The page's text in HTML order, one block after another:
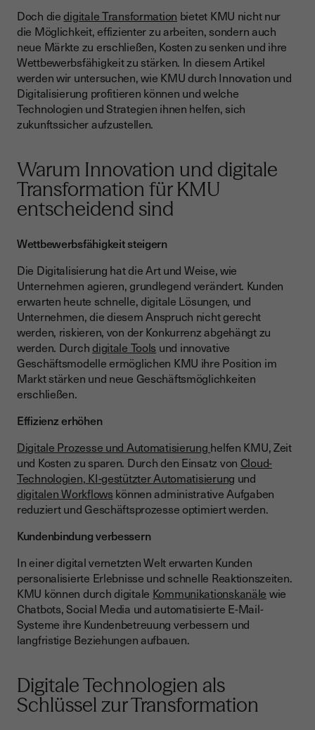
Praxisbeispiele: Erfolgreiche KMU in der digitalen
Transformation
Mitarbeiter und digitale Kompetenzentwicklung
Digitales Vertragsmanagement als Innovationsfaktor
Nachhaltigkeit durch digitale Transformation
Herausforderungen und Lösungsansätze für KMU
Zukunftsausblick: Wie sich KMU auf die nächsten digitalen
Entwicklungen vorbereiten können
Doch diedigitale Transformation bietet KMU nicht nur
die Möglichkeit, effizienter zu arbeiten, sondern auch
neue Märkte zu erschließen, Kosten zu senken und ihre
Wettbewerbsfähigkeit zu stärken. In diesem Artikel
werden wir untersuchen, wie KMU durch Innovation und
Digitalisierung profitieren können und welche
Technologien und Strategien ihnen helfen, sich
zukunftssicher aufzustellen.
Warum Innovation und digitale
Transformation für KMU
entscheidend sind
Wettbewerbsfähigkeit steigern
Die Digitalisierung hat die Art und Weise, wie
Unternehmen agieren, grundlegend verändert. Kunden
erwarten heute schnelle, digitale Lösungen, und
Unternehmen, die diesem Anspruch nicht gerecht
werden, riskieren, von der Konkurrenz abgehängt zu
werden. Durchdigitale Tools und innovative
Geschäftsmodelle ermöglichen KMU ihre Position im
Markt stärken und neue Geschäftsmöglichkeiten
erschließen.
Effizienz erhöhen
Digitale Prozesse und Automatisierung helfen KMU, Zeit
und Kosten zu sparen. Durch den Einsatz von Cloud-
Technologien, KI-gestützter Automatisierung und
digitalen Workflows können administrative Aufgaben
reduziert und Geschäftsprozesse optimiert werden.
Kundenbindung verbessern
In einer digital vernetzten Welt erwarten Kunden
personalisierte Erlebnisse und schnelle Reaktionszeiten.
KMU können durch digitale Kommunikationskanäle wie
Chatbots, Social Media und automatisierte E-Mail-
Systeme ihre Kundenbetreuung verbessern und
langfristige Beziehungen aufbauen.
Digitale Technologien als
Schlüssel zur Transformation